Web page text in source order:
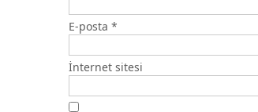
E-posta *
İnternet sitesi